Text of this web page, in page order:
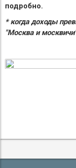
подробно.
* когда доходы
"Москва и